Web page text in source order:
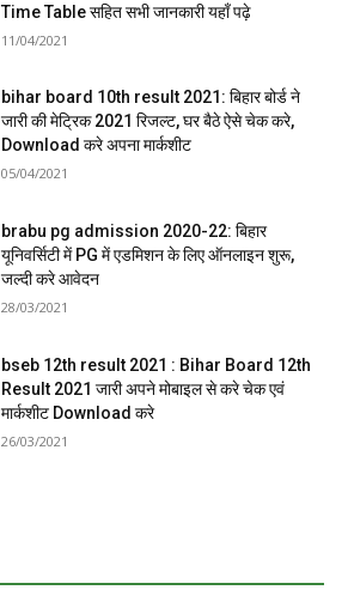
Time Table सहित सभी जानकारी यहाँ पढ़े
11/04/2021
bihar board 10th result 2021: बिहार बोर्ड ने
जारी की मेट्रिक 2021 रिजल्ट, घर बैठे ऐसे चेक करे,
Download करे अपना मार्कशीट
05/04/2021
brabu pg admission 2020-22: बिहार
यूनिवर्सिटी में PG में एडमिशन के लिए ऑनलाइन शुरू,
जल्दी करे आवेदन
28/03/2021
bseb 12th result 2021 : Bihar Board 12th
Result 2021 जारी अपने मोबाइल से करे चेक एवं
मार्कशीट Download करे
26/03/2021